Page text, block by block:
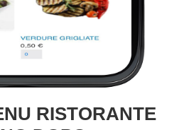
RISTORANTE